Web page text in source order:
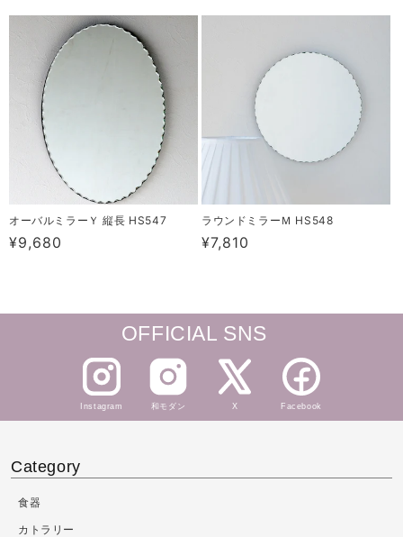
オーバルミラーＹ 縦長 HS547
通
¥9,680
ラウンドミラーＭ HS548
通
¥7,810
OFFICIAL SNS
Instagram 和モダン X Facebook
Category
食器
カトラリー